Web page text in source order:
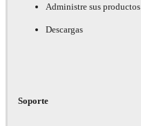
Administre sus productos
Descargas
Soporte